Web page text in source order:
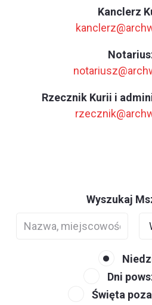
Kanclerz
Rzecznik Kurii i
Wyszukaj
Dni
Święta